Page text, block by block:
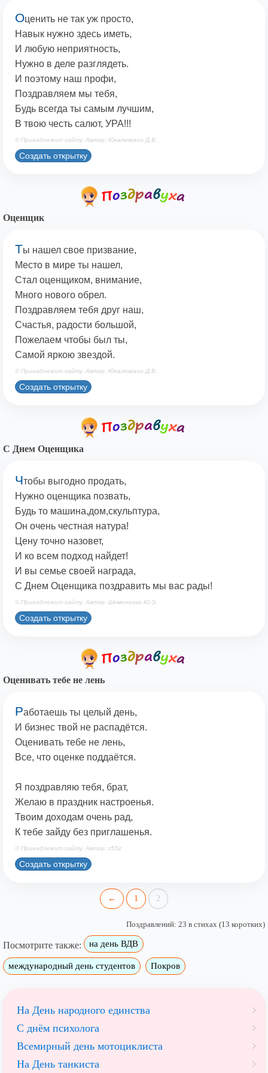
Оценить не так уж просто,
Навык нужно здесь иметь,
И любую неприятность,
Нужно в деле разглядеть.
И поэтому наш профи,
Поздравляем мы тебя,
Будь всегда ты самым лучшим,
В твою честь салют, УРА!!!
© Принадлежит сайту. Автор: Юкалевских Д.В.
Создать открытку
Оценщик
Ты нашел свое призвание,
Место в мире ты нашел,
Стал оценщиком, внимание,
Много нового обрел.
Поздравляем тебя друг наш,
Счастья, радости большой,
Пожелаем чтобы был ты,
Самой яркою звездой.
© Принадлежит сайту. Автор: Юкалевских Д.В.
Создать открытку
С Днем Оценщика
Чтобы выгодно продать,
Нужно оценщика позвать,
Будь то машина,дом,скульптура,
Он очень честная натура!
Цену точно назовет,
И ко всем подход найдет!
И вы семье своей награда,
С Днем Оценщика поздравить мы вас рады!
© Принадлежит сайту. Автор: Шеменкова Ю.Э.
Создать открытку
Оценивать тебе не лень
Работаешь ты целый день,
И бизнес твой не распадётся.
Оценивать тебе не лень,
Все, что оценке поддаётся.
Я поздравляю тебя, брат,
Желаю в праздник настроенья.
Твоим доходам очень рад,
К тебе зайду без приглашенья.
© Принадлежит сайту. Автор: z55z
Создать открытку
← 1 2
Поздравлений: 23 в стихах (13 коротких)
Посмотрите также: на день ВДВ
международный день студентов Покров
На День народного единства
С днём психолога
Всемирный день мотоциклиста
На День танкиста